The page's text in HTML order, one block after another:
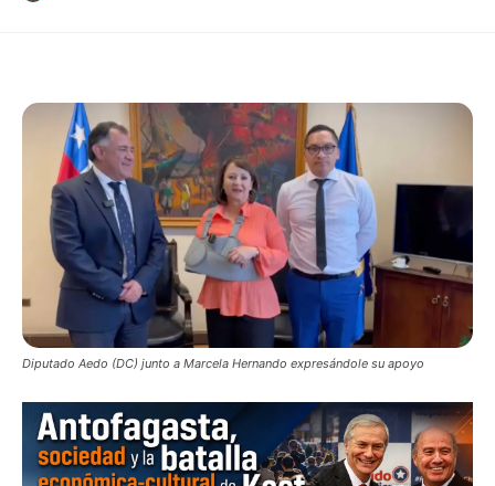
Diputado Aedo (DC) junto a Marcela Hernando expresándole su apoyo